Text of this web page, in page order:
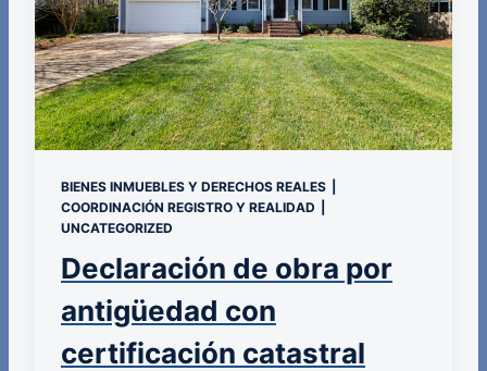
BIENES INMUEBLES Y DERECHOS REALES
COORDINACIÓN REGISTRO Y REALIDAD
UNCATEGORIZED
Declaración de obra por
antigüedad con
certificación catastral